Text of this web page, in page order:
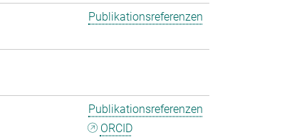
Publikationsreferenzen
Publikationsreferenzen
ORCID